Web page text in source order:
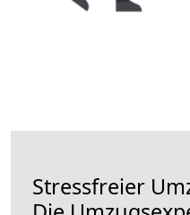
Stressfreier